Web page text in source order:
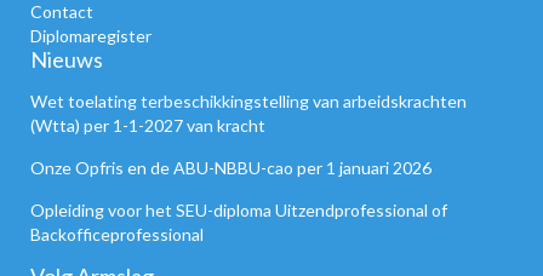
Contact
Diplomaregister
Nieuws
Wet toelating terbeschikkingstelling van arbeidskrachten
(Wtta) per 1-1-2027 van kracht
Onze Opfris en de ABU-NBBU-cao per 1 januari 2026
Opleiding voor het SEU-diploma Uitzendprofessional of
Backofficeprofessional